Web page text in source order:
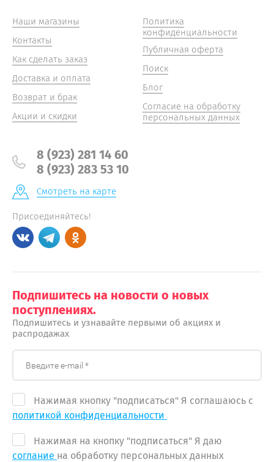
Наши магазины
Контакты
Как сделать заказ
Доставка и оплата
Возврат и брак
Акции и скидки
Политика
конфиденциальности
Публичная оферта
Поиск
Блог
Согласие на обработку
персональных данных
8 (923) 281 14 60
8 (923) 283 53 10
Смотреть на карте
Присоединяйтесь!
Подпишитесь на новости о новых
поступлениях.
Подпишитесь и узнавайте первыми об акциях и
распродажах
Нажимая кнопку "подписаться" Я соглашаюсь с
политикой конфиденциальности
Нажимая на кнопку "подписаться" Я даю
соглание на обработку персональных данных